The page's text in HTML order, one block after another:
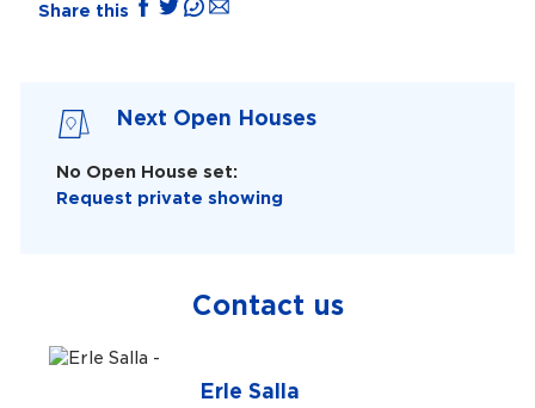
Contact us
Erle Salla
Share this
Next Open Houses
No Open House set:
Request private showing